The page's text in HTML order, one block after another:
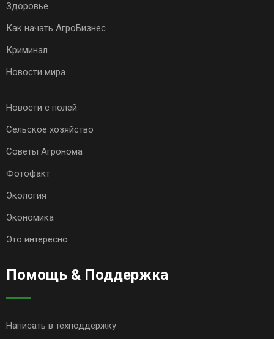
Здоровье
Как начать АгроБизнес
Криминал
Новости мира
Новости с полей
Сельское хозяйство
Советы Агронома
Фотофакт
Экология
Экономика
Это интересно
Помощь & Поддержка
Написать в техподдержку